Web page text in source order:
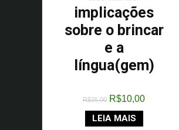
implicações
sobre o brincar
e a
língua(gem)
R$35,00 R$10,00
LEIA MAIS